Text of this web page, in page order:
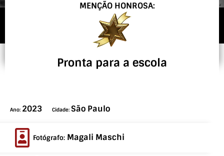
MENÇÃO HONROSA:
Pronta para a escola
Ano: 2023 Cidade: São Paulo
Fotógrafo: Magali Maschi